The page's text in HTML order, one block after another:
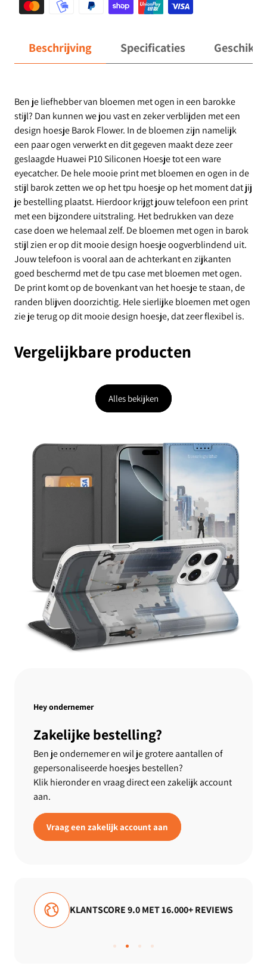
Beschrijving Specificaties Geschikt
Ben je liefhebber van bloemen met ogen in een barokke
stijl? Dan kunnen we jou vast en zeker verblijden met een
design hoesje Barok Flower. In de bloemen zijn namelijk
een paar ogen verwerkt en dit gegeven maakt deze zeer
geslaagde Huawei P10 Siliconen Hoesje tot een ware
eyecatcher. De hele mooie print met bloemen en ogen in de
stijl barok zetten we op het tpu hoesje op het moment dat jij
je bestelling plaatst. Hierdoor krijgt jouw telefoon een print
met een bijzondere uitstraling. Het bedrukken van deze
case doen we helemaal zelf. De bloemen met ogen in barok
stijl zien er op dit mooie design hoesje oogverblindend uit.
Jouw telefoon is vooral aan de achterkant en zijkanten
goed beschermd met de tpu case met bloemen met ogen.
De print komt op de bovenkant van het hoesje te staan, de
randen blijven doorzichtig. Hele sierlijke bloemen met ogen
zie je terug op dit mooie design hoesje, dat zeer flexibel is.
Vergelijkbare producten
Alles bekijken
Hey ondernemer
Zakelijke bestelling?
Ben je ondernemer en wil je grotere aantallen of
gepersonaliseerde hoesjes bestellen?
Klik hieronder en vraag direct een zakelijk account
aan.
Vraag een zakelijk account aan
KLANTSCORE 9.0 MET 16.000+ REVIEWS